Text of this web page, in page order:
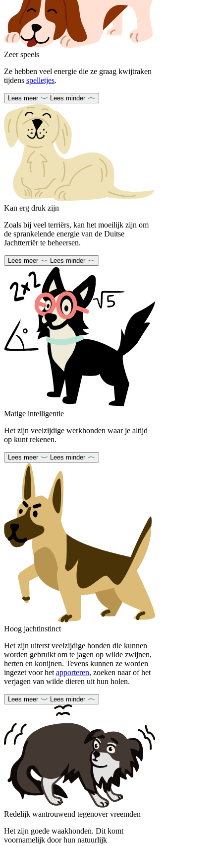
Zeer speels
Ze hebben veel energie die ze graag kwijtraken
tijdens spelletjes.
Lees meer Lees minder
Kan erg druk zijn
Zoals bij veel terriërs, kan het moeilijk zijn om
de sprankelende energie van de Duitse
Jachtterriër te beheersen.
Lees meer Lees minder
Matige intelligentie
Het zijn veelzijdige werkhonden waar je altijd
op kunt rekenen.
Lees meer Lees minder
Hoog jachtinstinct
Het zijn uiterst veelzijdige honden die kunnen
worden gebruikt om te jagen op wilde zwijnen,
herten en konijnen. Tevens kunnen ze worden
ingezet voor het apporteren, zoeken naar of het
verjagen van wilde dieren uit hun holen.
Lees meer Lees minder
Redelijk wantrouwend tegenover vreemden
Het zijn goede waakhonden. Dit komt
voornamelijk door hun natuurlijk